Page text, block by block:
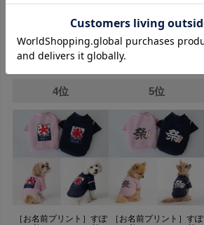
［お名前刺繍］すぽっと
着れるあさの葉かんた...
［お名前刺繍］ティアー
ドサマーKOKAGE...
4位
［お名前プリント］すぽ
5位
［お名前プリント］すぽ